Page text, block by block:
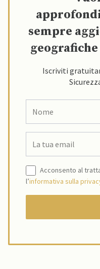
sempre
Iscriviti
Acconsento al
l’informativa sulla